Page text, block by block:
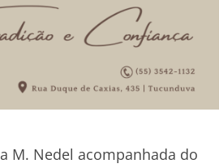
M. Nedel acompanhada do